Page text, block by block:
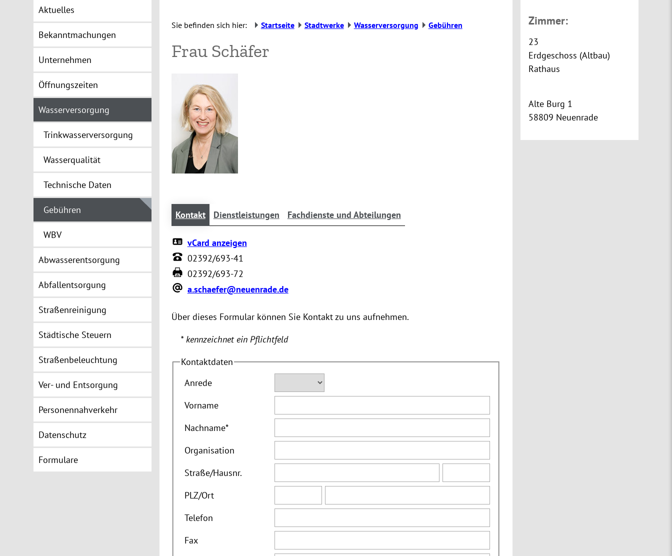
Aktuelles
Bekanntmachungen
Unternehmen
Öffnungszeiten
Wasserversorgung
Trinkwasserversorgung
Wasserqualität
Technische Daten
Gebühren
WBV
Abwasserentsorgung
Abfallentsorgung
Straßenreinigung
Städtische Steuern
Straßenbeleuchtung
Ver- und Entsorgung
Personennahverkehr
Datenschutz
Formulare
Sie befinden sich hier: Startseite Stadtwerke Wasserversorgung Gebühren
Frau Schäfer
Kontakt Dienstleistungen Fachdienste und Abteilungen
vCard anzeigen
02392/693-41
02392/693-72
a.schaefer@neuenrade.de
Über dieses Formular können Sie Kontakt zu uns aufnehmen.
* kennzeichnet ein Pflichtfeld
Kontaktdaten
Anrede
Vorname
Nachname*
Organisation
Straße/Hausnr.
PLZ/Ort
Telefon
Fax
Zimmer:
23
Erdgeschoss (Altbau)
Rathaus
Alte Burg 1
58809 Neuenrade